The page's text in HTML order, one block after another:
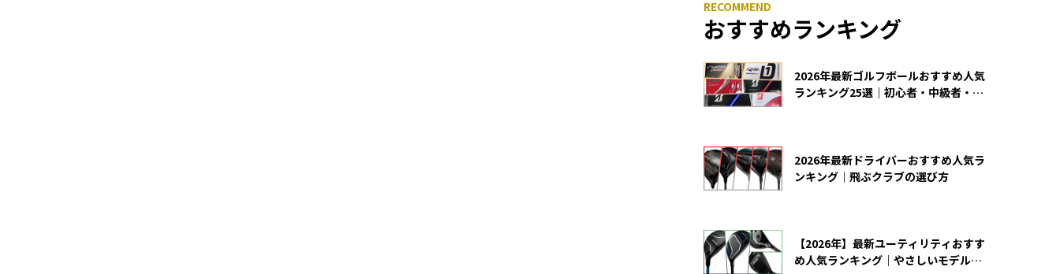
おすすめランキング
2026年最新ゴルフボールおすすめ人気
ランキング25選｜初心者・中級者・上
2026年最新ドライバーおすすめ人気ラ
ンキング｜飛ぶクラブの選び方
【2026年】最新ユーティリティおすす
め人気ランキング｜やさしいモデルの